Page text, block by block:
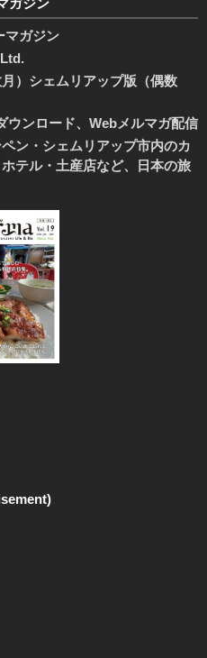
ガジン
マガジン
）シェムリアップ版（偶数
ウンロード、Webメルマガ配信
ン・シェムリアップ市内のカ
テル・土産店など、日本の旅